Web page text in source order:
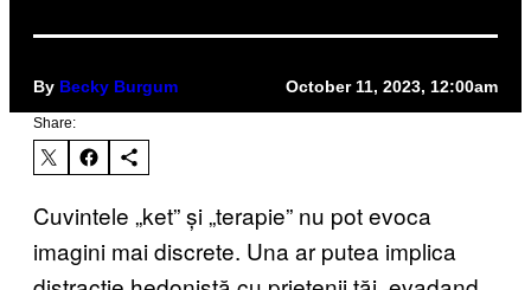
By Becky Burgum October 11, 2023, 12:00am
Share:
Cuvintele „ket” și„terapie” nu pot evoca
imagini mai discrete. Una ar putea implica